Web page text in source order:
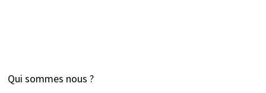
Qui sommes nous ?